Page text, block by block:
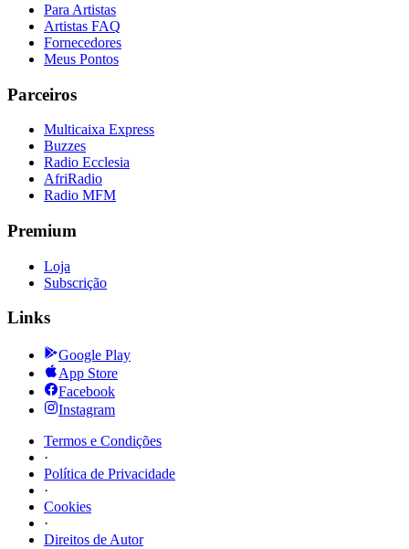
Para Artistas
Artistas FAQ
Fornecedores
Meus Pontos
Parceiros
Multicaixa Express
Buzzes
Radio Ecclesia
AfriRadio
Radio MFM
Premium
Loja
Subscrição
Links
Google Play
App Store
Facebook
Instagram
Termos e Condições
·
Política de Privacidade
·
Cookies
·
Direitos de Autor